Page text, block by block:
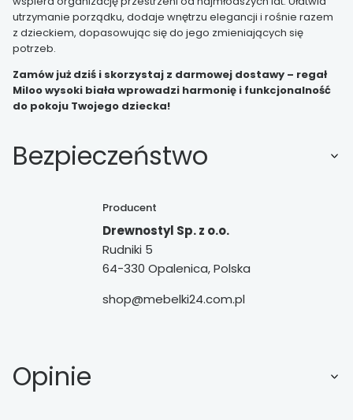
utrzymanie porządku, dodaje wnętrzu elegancji i rośnie razem
z dzieckiem, dopasowując się do jego zmieniających się
potrzeb.
Zamów już dziś i skorzystaj z darmowej dostawy – regał
Miloo wysoki biała wprowadzi harmonię i funkcjonalność
do pokoju Twojego dziecka!
Bezpieczeństwo
Producent
Drewnostyl Sp. z o.o.
Rudniki 5
64-330 Opalenica, Polska
shop@mebelki24.com.pl
Opinie